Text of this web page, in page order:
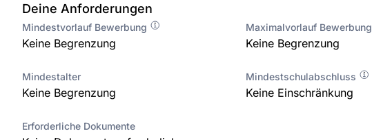
Deine Anforderungen
Mindestvorlauf Bewerbung
Keine Begrenzung
Maximalvorlauf Bewerbung
Keine Begrenzung
Mindestalter
Keine Begrenzung
Mindestschulabschluss
Keine Einschränkung
Erforderliche Dokumente